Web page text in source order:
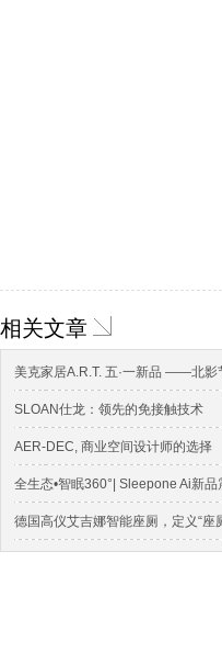
相关文章
美克家居A.R.T. 五·一新品 ——北影
SLOAN仕龙：领先的免接触技术
AER-DEC, 商业空间设计师的选择
全生态•智眠360°| Sleepone Ai新
德国高仪艾吉娜智能座厕，定义“座